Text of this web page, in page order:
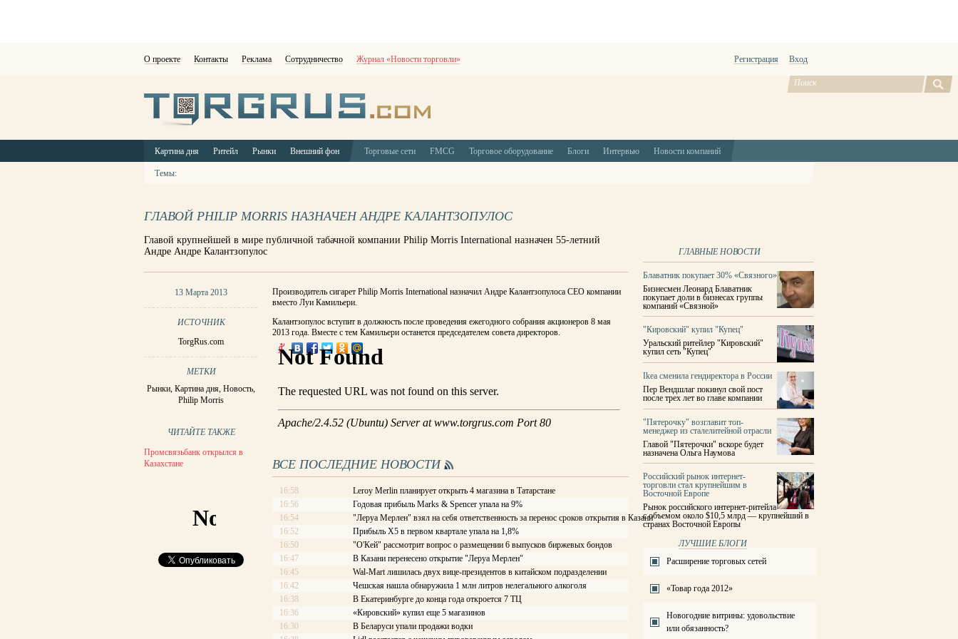
О проекте Контакты Реклама Сотрудничество Журнал «Новости торговли» Регистрация Вход
Картина дня Ритейл Рынки Внешний фон Торговые сети FMCG Торговое оборудование Блоги Интервью Новости компаний
Темы:
ГЛАВОЙ PHILIP MORRIS НАЗНАЧЕН АНДРЕ КАЛАНТЗОПУЛОС
Главой крупнейшей в мире публичной табачной компании Philip Morris International назначен 55-летний
Андре Андре Калантзопулос
13 Марта 2013
ИСТОЧНИК
TorgRus.com
МЕТКИ
Рынки, Картина дня, Новость,
Philip Morris
ЧИТАЙТЕ ТАКЖЕ
Промсвязьбанк открылся в
Казахстане
Производитель сигарет Philip Morris International назначил Андре Калантзопулоса CEO компании
вместо Луи Камильери.
Калантзопулос вступит в должность после проведения ежегодного собрания акционеров 8 мая
2013 года. Вместе с тем Камильери останется председателем совета директоров.
ВСЕ ПОСЛЕДНИЕ НОВОСТИ
16:58
Leroy Merlin планирует открыть 4 магазина в Татарстане
16:56
Годовая прибыль Marks & Spencer упала на 9%
16:54
"Леруа Мерлен" взял на себя ответственность за перенос сроков открытия в Казани
16:52
Прибыль Х5 в первом квартале упала на 1,8%
16:50
"О'Кей" рассмотрит вопрос о размещении 6 выпусков биржевых бондов
16:47
В Казани перенесено открытие "Леруа Мерлен"
16:45
Wal-Mart лишилась двух вице-президентов в китайском подразделении
16:42
Чешская нашла обнаружила 1 млн литров нелегального алкоголя
16:38
В Екатеринбурге до конца года откроется 7 ТЦ
16:36
«Кировский» купил еще 5 магазинов
16:30
В Беларуси упали продажи водки
ГЛАВНЫЕ НОВОСТИ
Блаватник покупает 30% «Связного»
Бизнесмен Леонард Блаватник
покупает доли в бизнесах группы
компаний «Связной»
"Кировский" купил "Купец"
Уральский ритейлер "Кировский"
купил сеть "Купец"
Ikea сменила гендиректора в России
Пер Вендшлаг покинул свой пост
после трех лет во главе компании
"Пятерочку" возглавит топ-
менеджер из сталелитейной отрасли
Главой "Пятерочки" вскоре будет
назначена Ольга Наумова
Российский рынок интернет-
торговли стал крупнейшим в
Восточной Европе
Рынок российского интернет-ритейла
с объемом около $10,5 млрд — крупнейший в
странах Восточной Европы
ЛУЧШИЕ БЛОГИ
Расширение торговых сетей
«Товар года 2012»
Новогодние витрины: удовольствие
или обязанность?